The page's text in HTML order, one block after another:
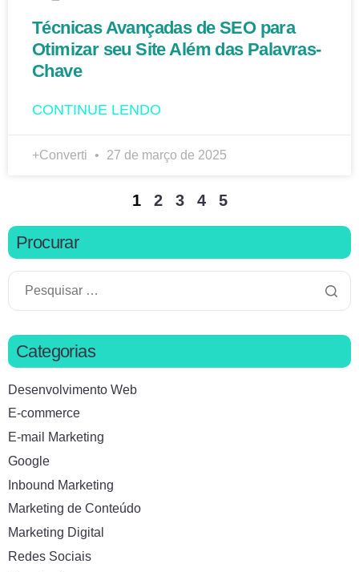
Técnicas Avançadas de SEO para
Otimizar seu Site Além das Palavras-
Chave
CONTINUE LENDO
+Converti 27 de março de 2025
1 2 3 4 5
Procurar
Categorias
Desenvolvimento Web
E-commerce
E-mail Marketing
Google
Inbound Marketing
Marketing de Conteúdo
Marketing Digital
Redes Sociais